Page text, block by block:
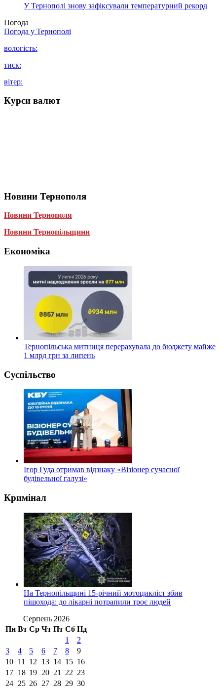
У Тернополі знову зафіксували температурний рекорд
Погода
Погода у Тернополі
вологість:
тиск:
вітер:
Курси валют
Новини Тернополя
Новини Тернополя
Новини Тернопільщини
Економіка
Тернопільська митниця перерахувала до бюджету майже
1 млрд грн за липень
Суспільство
Ігор Гуда отримав відзнаку «Візіонер сучасної
будівельної галузі»
Кримінал
На Тернопільщині 15-річний мотоцикліст збив
пішохода: до лікарні потрапили троє людей
Серпень 2026
Пн Вт Ср Чт Пт Сб Нд
1
2
3
4 5 6 7 8
9
10 11 12 13 14 15 16
17 18 19 20 21 22 23
24 25 26 27 28 29 30